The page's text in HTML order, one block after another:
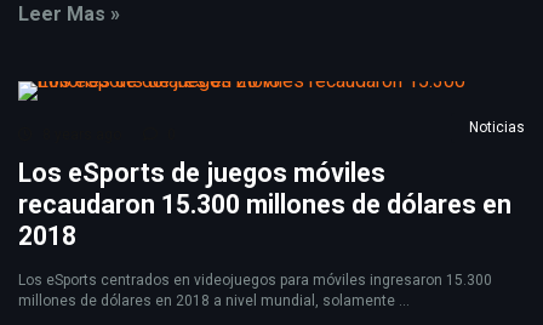
Leer Mas »
Noticias
Los eSports de juegos móviles
recaudaron 15.300 millones de dólares en
2018
Los eSports centrados en videojuegos para móviles ingresaron 15.300
millones de dólares en 2018 a nivel mundial, solamente ...